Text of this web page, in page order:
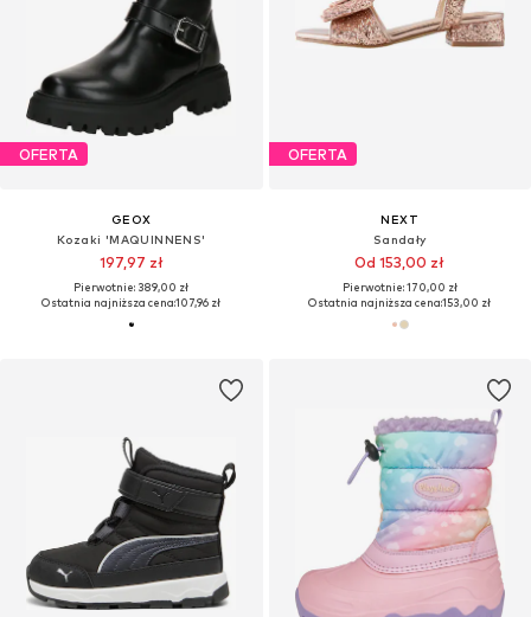
OFERTA
GEOX
Kozaki 'MAQUINNENS'
197,97 zł
Pierwotnie: 389,00 zł
Ostatnia najniższa cena:107,96 zł
OFERTA
NEXT
Sandały
Od 153,00 zł
Pierwotnie: 170,00 zł
Ostatnia najniższa cena:153,00 zł